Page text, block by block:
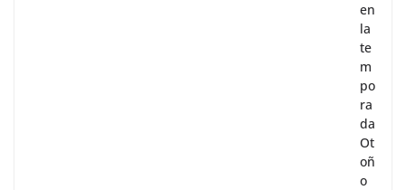
en
la
te
m
po
ra
da
Ot
oñ
o